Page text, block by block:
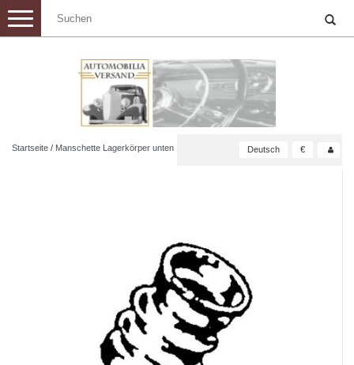
Toggle
navigation
Startseite / Manschette Lagerkörper unten Deutsch €